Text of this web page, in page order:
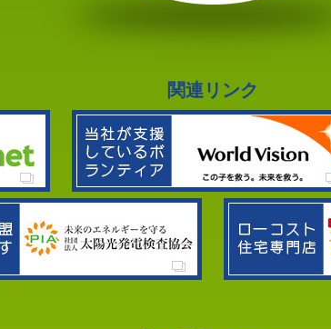
関連リンク